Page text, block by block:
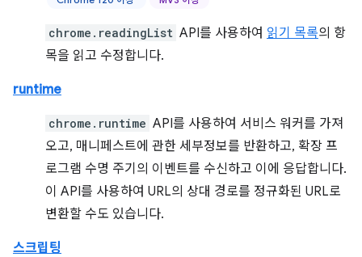
chrome.readingList API를 사용하여 읽기 목록의 항
목을 읽고 수정합니다.
runtime
chrome.runtime API를 사용하여 서비스 워커를 가져
오고, 매니페스트에 관한 세부정보를 반환하고, 확장 프
로그램 수명 주기의 이벤트를 수신하고 이에 응답합니다.
이 API를 사용하여 URL의 상대 경로를 정규화된 URL로
변환할 수도 있습니다.
스크립팅